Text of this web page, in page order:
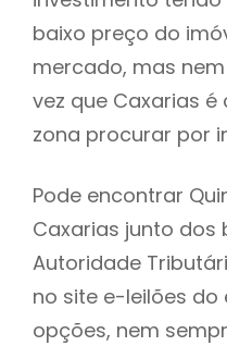
baixo preço do
mercado, mas
vez que Caxarias
zona procurar por
Pode encontrar
Caxarias junto dos
Autoridade
no site e-leilões do
opções, nem